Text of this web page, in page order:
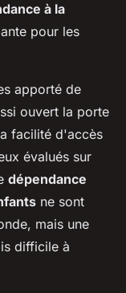
à la
pour les
apporté de
ouvert la porte
facilité d'accès
évalués sur
dépendance
ne sont
mais une
difficile à